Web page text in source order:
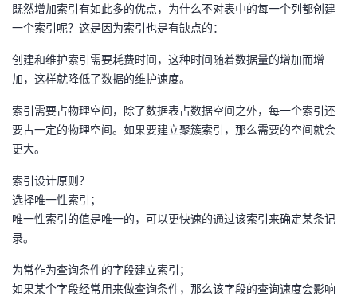
证
实
验
的
收
藏
持
建
议
既然增加索引有如此多的优点，为什么不对表中的每一个列都创建
一个索引呢？这是因为索引也是有缺点的：
创建和维护索引需要耗费时间，这种时间随着数据量的增加而增
加，这样就降低了数据的维护速度。
索引需要占物理空间，除了数据表占数据空间之外，每一个索引还
要占一定的物理空间。如果要建立聚簇索引，那么需要的空间就会
更大。
索引设计原则？
选择唯一性索引；
唯一性索引的值是唯一的，可以更快速的通过该索引来确定某条记
录。
为常作为查询条件的字段建立索引；
如果某个字段经常用来做查询条件，那么该字段的查询速度会影响